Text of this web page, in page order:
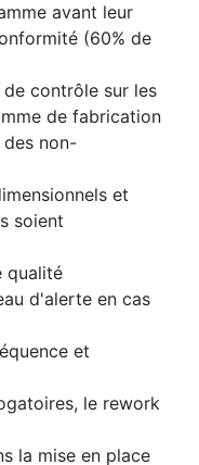
avant leur
(60% de
contrôle sur les
de fabrication
non-
et
soient
qualité
d'alerte en cas
et
le rework
la mise en place